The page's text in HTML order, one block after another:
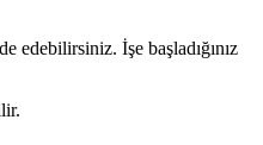
edebilirsiniz. İşe başladığınız